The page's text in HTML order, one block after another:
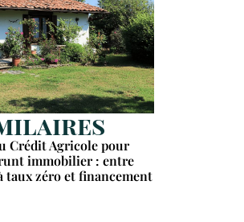
Crédit Agricole pour
immobilier : entre
taux zéro et financement